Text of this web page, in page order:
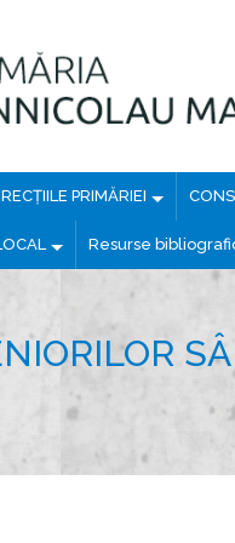
PRIMĂRIEI
Resurse